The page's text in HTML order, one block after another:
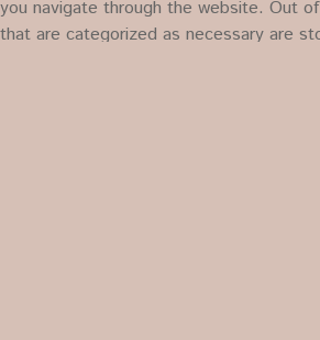
you navigate through the website. Out
that are categorized as necessary are